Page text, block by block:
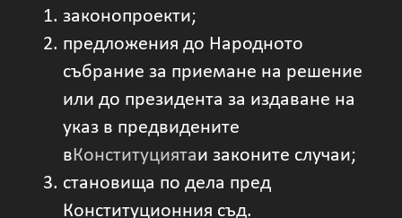
законопроекти;
предложения до Народното
събрание за приемане на решение
или до президента за издаване на
указ в предвидените
вКонституциятаи законите случаи;
становища по дела пред
Конституционния съд.